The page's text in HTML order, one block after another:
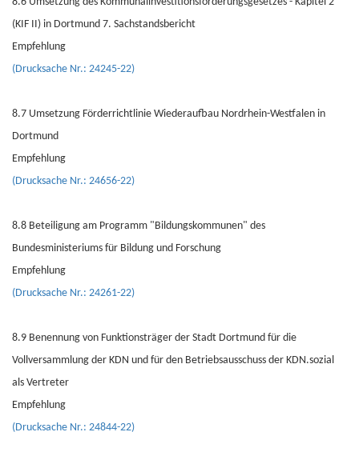
(KIF II) in Dortmund 7. Sachstandsbericht
Empfehlung
(Drucksache Nr.: 24245-22)
8.7 Umsetzung Förderrichtlinie Wiederaufbau Nordrhein-Westfalen in
Dortmund
Empfehlung
(Drucksache Nr.: 24656-22)
8.8 Beteiligung am Programm "Bildungskommunen" des
Bundesministeriums für Bildung und Forschung
Empfehlung
(Drucksache Nr.: 24261-22)
8.9 Benennung von Funktionsträger der Stadt Dortmund für die
Vollversammlung der KDN und für den Betriebsausschuss der KDN.sozial
als Vertreter
Empfehlung
(Drucksache Nr.: 24844-22)